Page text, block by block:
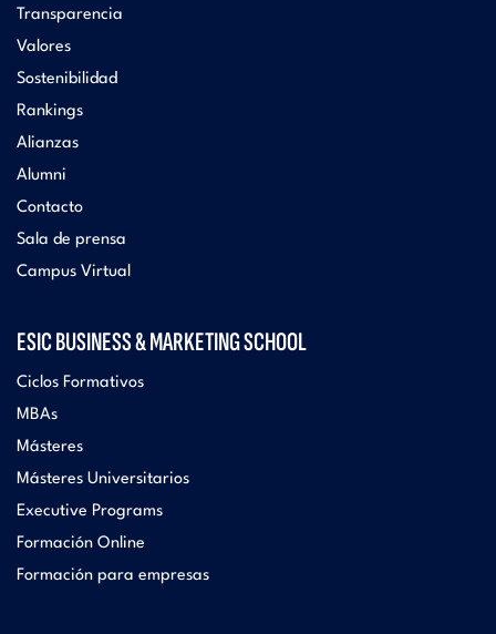
Transparencia
Valores
Sostenibilidad
Rankings
Alianzas
Alumni
Contacto
Sala de prensa
Campus Virtual
ESIC BUSINESS & MARKETING SCHOOL
Ciclos Formativos
MBAs
Másteres
Másteres Universitarios
Executive Programs
Formación Online
Formación para empresas